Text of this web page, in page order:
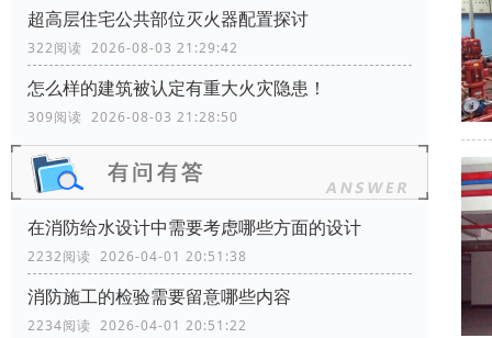
超高层住宅公共部位灭火器配置探讨
322阅读 2026-08-03 21:29:42
怎么样的建筑被认定有重大火灾隐患！
309阅读 2026-08-03 21:28:50
在消防给水设计中需要考虑哪些方面的设计
2232阅读 2026-04-01 20:51:38
消防施工的检验需要留意哪些内容
2234阅读 2026-04-01 20:51:22